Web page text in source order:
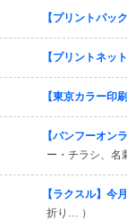
【プリントパッ
【プリントネッ
【東京カラー印
【バンフーオン
ー・チラシ、名
【ラクスル】今
折り… ）